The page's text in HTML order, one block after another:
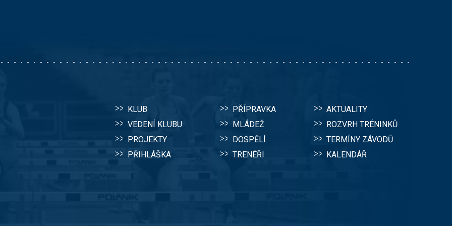
KLUB
VEDENÍ KLUBU
PROJEKTY
PŘIHLÁŠKA
PŘÍPRAVKA
MLÁDEŽ
DOSPĚLÍ
TRENÉŘI
AKTUALITY
ROZVRH TRÉNINKŮ
TERMÍNY ZÁVODŮ
KALENDÁŘ